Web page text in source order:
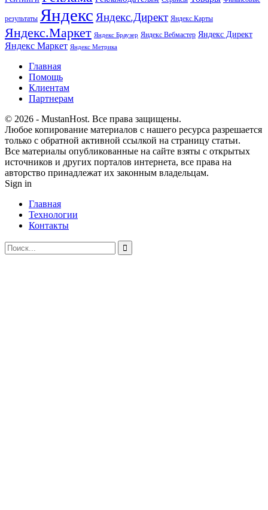
результаты Яндекс Яндекс.Директ Яндекс.Карты
Яндекс.Маркет Яндекс Браузер Яндекс Вебмастер Яндекс Директ
Яндекс Маркет Яндекс Метрика
Главная
Помощь
Клиентам
Партнерам
© 2026 - MustanHost. Все права защищены.
Любое копирование материалов с нашего ресурса разрешается
только с обратной активной ссылкой на страницу статьи.
Все материалы опубликованные на сайте взяты с открытых
источников и других порталов интернета, все права на
авторство принадлежат их законным владельцам.
Sign in
Главная
Технологии
Контакты